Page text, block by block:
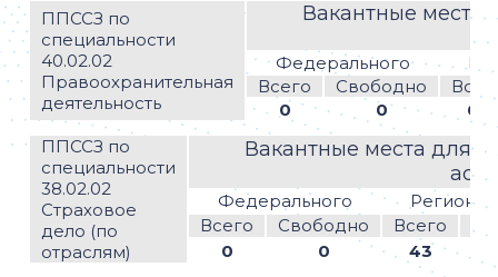
ППССЗ по
специальности
40.02.02
Правоохранительная
деятельность
Вакантные места
Федерального
Всего
Свободно
0
0
62
ППССЗ по
специальности
38.02.02
Страховое
дело (по
отраслям)
Вакантные места для
Федерального
Всего
Свободно Всего
0
0 43